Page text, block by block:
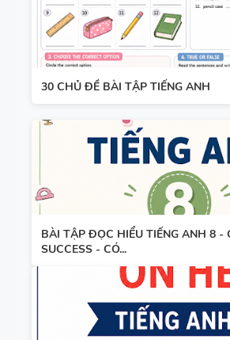
30 CHỦ ĐỀ BÀI TẬP TIẾNG ANH
BÀI TẬP ĐỌC HIỂU TIẾNG ANH 8 -
SUCCESS - CÓ...